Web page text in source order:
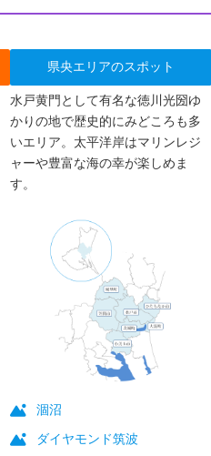
県央エリアのスポット
水戸黄門として有名な徳川光圀ゆ
かりの地で歴史的にみどころも多
いエリア。太平洋岸はマリンレジ
ャーや豊富な海の幸が楽しめま
す。
涸沼
ダイヤモンド筑波